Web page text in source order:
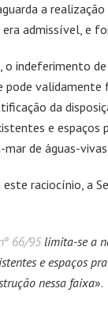
a
admissível, e
indeferimento
pode validamente
da
e
de águas-
raciocínio, a
66/95limita-se a
e espaços
nessa faixa».